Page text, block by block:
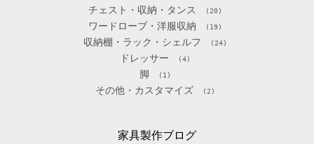
チェスト・収納・タンス (20)
ワードローブ・洋服収納 (19)
収納棚・ラック・シェルフ (24)
ドレッサー (4)
脚 (1)
その他・カスタマイズ (2)
家具製作ブログ